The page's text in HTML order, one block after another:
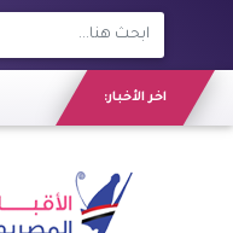
اخر الأخبار: